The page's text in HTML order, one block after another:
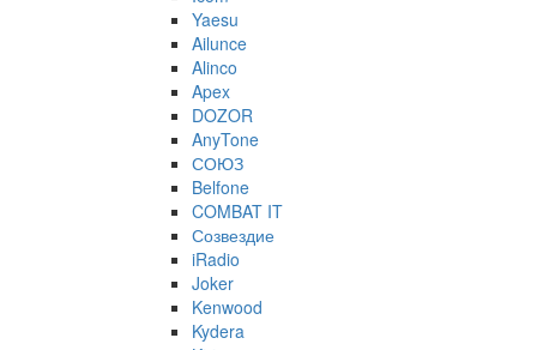
Yaesu
Ailunce
Alinco
Apex
DOZOR
AnyTone
СОЮЗ
Belfone
COMBAT IT
Созвездие
iRadio
Joker
Kenwood
Kydera